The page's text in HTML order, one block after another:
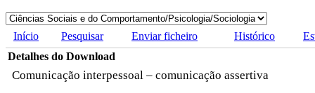
Início Pesquisar Enviar ficheiro Histórico
Detalhes do Download
Comunicação interpessoal – comunicação assertiva